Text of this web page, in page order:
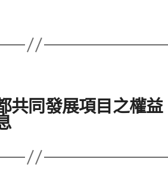
共同發展項目之權益